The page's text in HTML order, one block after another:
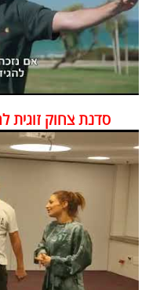
סדנת צחוק זוגית